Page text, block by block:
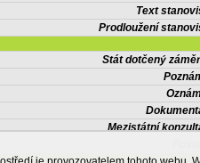
Text
Prodloužení
Stát dotčený
Mezistátní